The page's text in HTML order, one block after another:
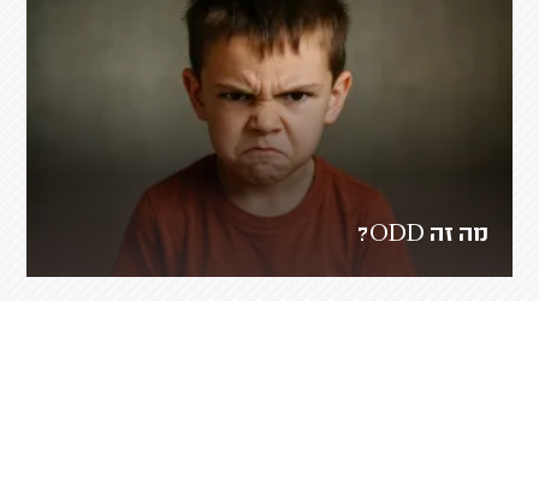
מה זה ODD?